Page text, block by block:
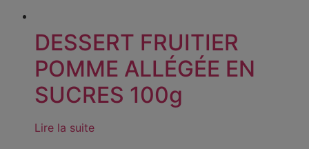
DESSERT FRUITIER
POMME ALLÉGÉE EN
SUCRES 100g
Lire la suite